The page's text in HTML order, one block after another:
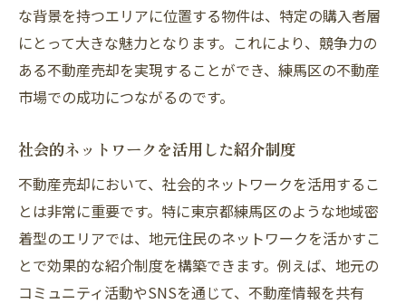
な背景を持つエリアに位置する物件は、特定の購入者層
にとって大きな魅力となります。これにより、競争力の
ある不動産売却を実現することができ、練馬区の不動産
市場での成功につながるのです。
社会的ネットワークを活用した紹介制度
不動産売却において、社会的ネットワークを活用するこ
とは非常に重要です。特に東京都練馬区のような地域密
着型のエリアでは、地元住民のネットワークを活かすこ
とで効果的な紹介制度を構築できます。例えば、地元の
コミュニティ活動やSNSを通じて、不動産情報を共有